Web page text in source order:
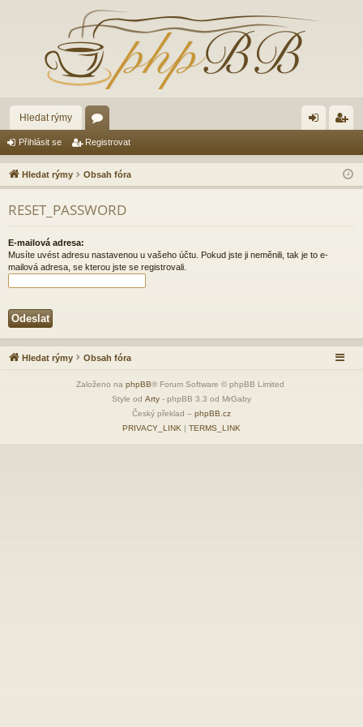
Hledat rýmy
ór
a lá
sit
ist
ro
Přihlásit se Registrovat
Hledat rýmy Obsah fóra
RESET_PASSWORD
E-mailová adresa:
Musíte uvést adresu nastavenou u vašeho účtu. Pokud jste ji neměnili, tak je to e-
mailová adresa, se kterou jste se registrovali.
Hledat rýmy Obsah fóra
Založeno na phpBB® Forum Software © phpBB Limited
Style od Arty - phpBB 3.3 od MrGaby
Český překlad – phpBB.cz
PRIVACY_LINK | TERMS_LINK